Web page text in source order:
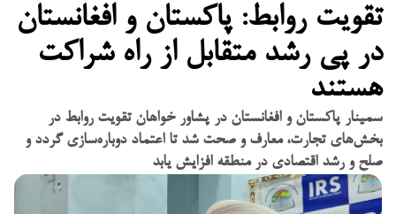
تقویت روابط: پاکستان و افغانستان
در پی رشد متقابل از راه شراکت
هستند
سمینار پاکستان و افغانستان در پشاور خواهان تقویت روابط در
بخش‌های تجارت، معارف و صحت شد تا اعتماد دوباره‌سازی گردد و
صلح و رشد اقتصادی در منطقه افزایش یابد